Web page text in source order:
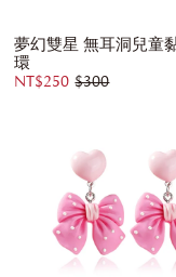
夢幻雙星 無耳洞兒童
環
NT$250 $300